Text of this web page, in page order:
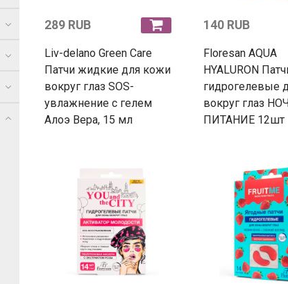
289 RUB
Liv-delano Green Care
Патчи жидкие для кожи
вокруг глаз SOS-
увлажнение с гелем
Алоэ Вера, 15 мл
140 RUB
Floresan AQUA
HYALURON
гидрогелевые
вокруг глаз
ПИТАНИЕ 12шт